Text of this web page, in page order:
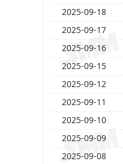
2025-09-18
2025-09-17
2025-09-16
2025-09-15
2025-09-12
2025-09-11
2025-09-10
2025-09-09
2025-09-08